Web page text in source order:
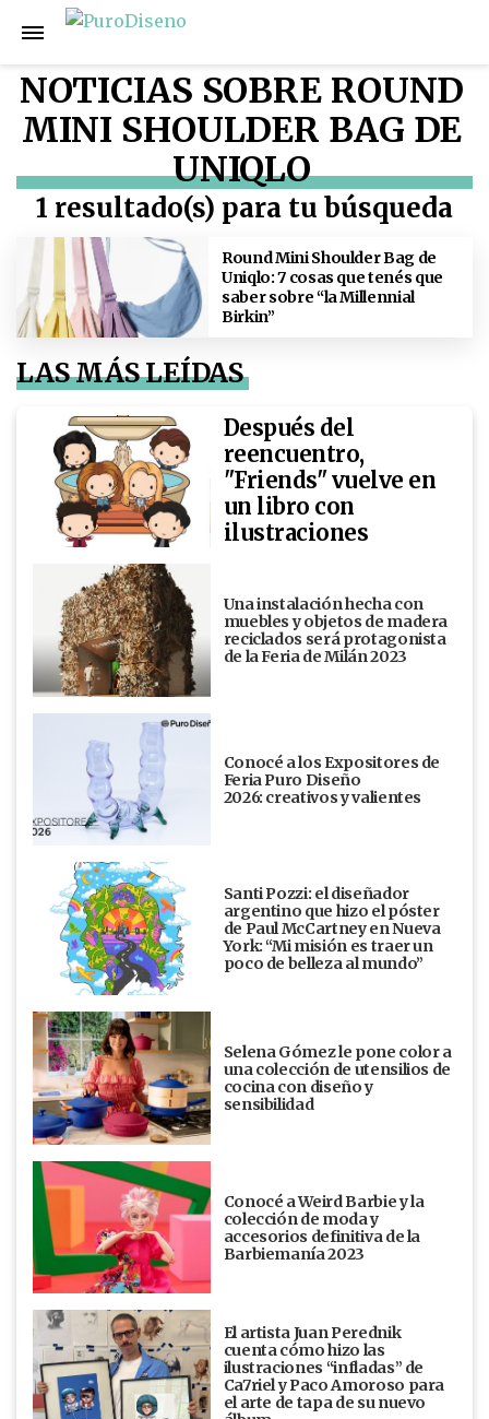
NOTICIAS SOBRE ROUND
MINI SHOULDER BAG DE
UNIQLO
1 resultado(s) para tu búsqueda
Round Mini Shoulder Bag de
Uniqlo: 7 cosas que tenés que
saber sobre “la Millennial
Birkin”
LAS MÁS LEÍDAS
Después del
reencuentro,
"Friends" vuelve en
un libro con
ilustraciones
Una instalación hecha con
muebles y objetos de madera
reciclados será protagonista
de la Feria de Milán 2023
Conocé a los Expositores de
Feria Puro Diseño
2026: creativos y valientes
Santi Pozzi: el diseñador
argentino que hizo el póster
de Paul McCartney en Nueva
York: “Mi misión es traer un
poco de belleza al mundo”
Selena Gómez le pone color a
una colección de utensilios de
cocina con diseño y
sensibilidad
Conocé a Weird Barbie y la
colección de moda y
accesorios definitiva de la
Barbiemanía 2023
El artista Juan Perednik
cuenta cómo hizo las
ilustraciones “infladas” de
Ca7riel y Paco Amoroso para
el arte de tapa de su nuevo